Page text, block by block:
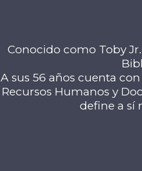
Conocido como Toby
A sus 56 años cuenta
Recursos Humanos y
define a sí